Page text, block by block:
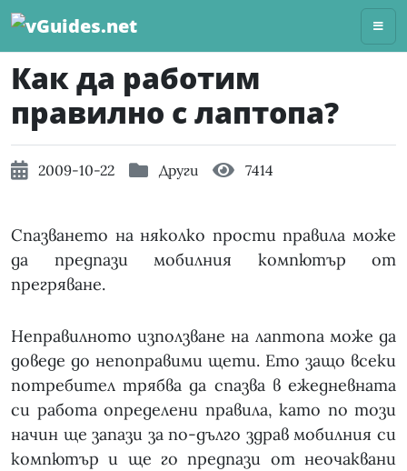
Skip
Как да работим
правилно с лаптопа?
2009-10-22 Други 7414
Спазването на няколко прости правила може
да предпази мобилния компютър от
прегряване.
Неправилното използване на лаптопа може да
доведе до непоправими щети. Ето защо всеки
потребител трябва да спазва в ежедневната
си работа определени правила, като по този
начин ще запази за по-дълго здрав мобилния си
компютър и ще го предпази от неочаквани